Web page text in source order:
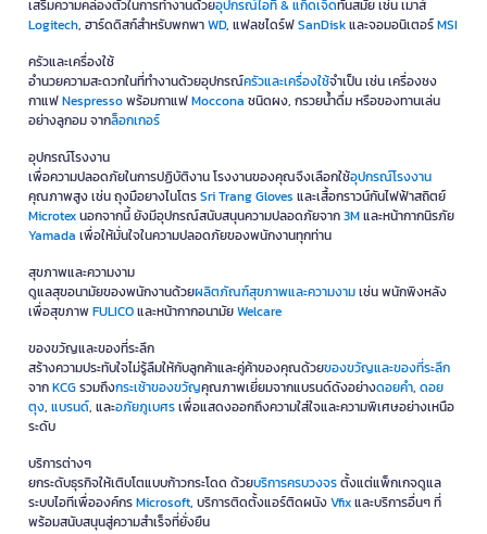
เสริมความคล่องตัวในการทำงานด้วยอุปกรณ์ไอที & แก็ดเจ็ดทันสมัย เช่น เมาส์
Logitech, ฮาร์ดดิสก์สำหรับพกพาWD, แฟลชไดร์ฟSanDiskและจอมอนิเตอร์MSI
ครัวและเครื่องใช้
อำนวยความสะดวกในที่ทำงานด้วยอุปกรณ์ครัวและเครื่องใช้จำเป็น เช่น เครื่องชง
กาแฟNespressoพร้อมกาแฟMoccona ชนิดผง, กรวยน้ำดื่ม หรือของทานเล่น
อย่างลูกอม จากล็อกเกอร์
อุปกรณ์โรงงาน
เพื่อความปลอดภัยในการปฏิบัติงาน โรงงานของคุณจึงเลือกใช้อุปกรณ์โรงงาน
คุณภาพสูง เช่น ถุงมือยางไนโตรSri Trang Gloves และเสื้อกราวน์กันไฟฟ้าสถิตย์
Microtexนอกจากนี้ ยังมีอุปกรณ์สนับสนุนความปลอดภัยจาก3Mและหน้ากากนิรภัย
Yamada เพื่อให้มั่นใจในความปลอดภัยของพนักงานทุกท่าน
สุขภาพและความงาม
ดูแลสุขอนามัยของพนักงานด้วยผลิตภัณฑ์สุขภาพและความงามเช่น พนักพิงหลัง
เพื่อสุขภาพFULICOและหน้ากากอนามัยWelcare
ของขวัญและของที่ระลึก
สร้างความประทับใจไม่รู้ลืมให้กับลูกค้าและคู่ค้าของคุณด้วยของขวัญและของที่ระลึก
จากKCGรวมถึงกระเช้าของขวัญคุณภาพเยี่ยมจากแบรนด์ดังอย่างดอยคำ, ดอย
ตุง, แบรนด์, และอภัยภูเบศรเพื่อแสดงออกถึงความใส่ใจและความพิเศษอย่างเหนือ
ระดับ
บริการต่างๆ
ยกระดับธุรกิจให้เติบโตแบบก้าวกระโดด ด้วยบริการครบวงจรตั้งแต่แพ็กเกจดูแล
ระบบไอทีเพื่อองค์กรMicrosoft, บริการติดตั้งแอร์ติดผนังVfixและบริการอื่นๆ ที่
พร้อมสนับสนุนสู่ความสำเร็จที่ยั่งยืน